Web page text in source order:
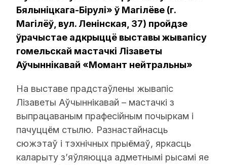
Бялыніцкага-Бірулі» ў Магілёве (г.
Магілёў, вул. Ленінская, 37) пройдзе
ўрачыстае адкрыццё выставы жывапісу
гомельскай мастачкі Лізаветы
Аўчыннікавай «Момант нейтральны»
На выставе прадстаўлены жывапіс
Лізаветы Аўчыннікавай – мастачкі з
выпрацаваным прафесійным почыркам і
пачуццём стылю. Разнастайнасць
сюжэтаў і тэхнічных прыёмаў, яркасць
каларыту з’яўляюцца адметнымі рысамі яе